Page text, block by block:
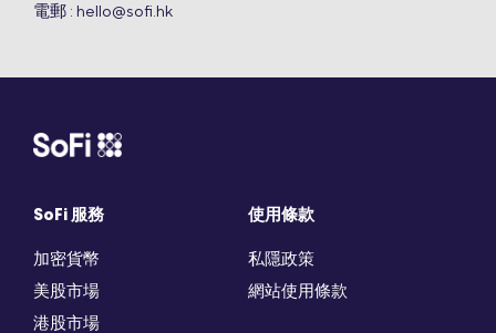
SoFi 服務
加密貨幣
美股市場
港股市場
使用條款
私隱政策
網站使用條款
電郵 : hello@sofi.hk